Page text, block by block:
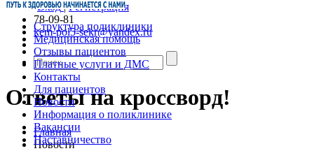
Структура поликлиники
Медицинская помощь
Отзывы пациентов
Платные услуги и ДМС
Контакты
Для пациентов
Новости
Информация о поликлинике
Вакансии
Наставничество
Вход |Регистрация
78-09-81
kem-pol5-sekr@yandex.ru
Ответы на кроссворд!
Главная
Новости